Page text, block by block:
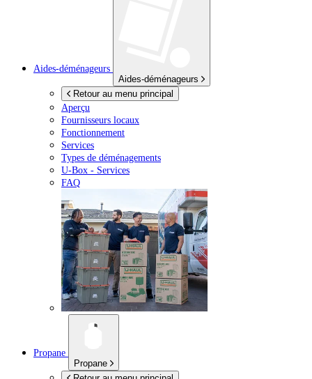
Aides-déménageurs
Aides-déménageurs
Retour au menu principal
Aperçu
Fournisseurs locaux
Fonctionnement
Services
Types de déménagements
U-Box - Services
FAQ
Propane
Propane